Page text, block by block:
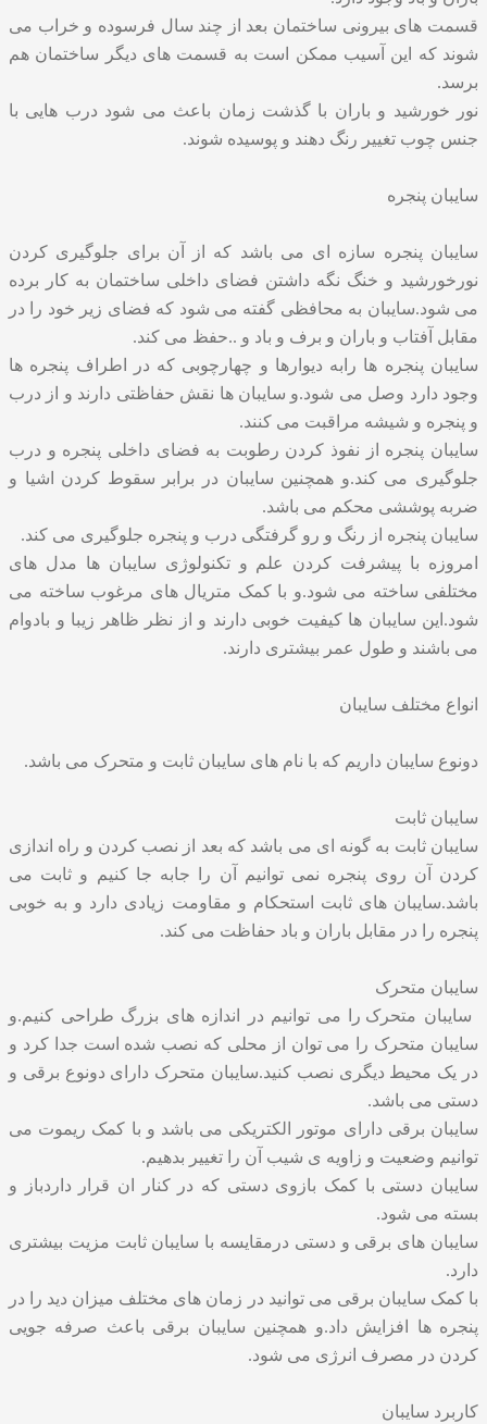
قسمت های بیرونی ساختمان بعد از چند سال فرسوده و خراب می
شوند که این آسیب ممکن است به قسمت های دیگر ساختمان هم
برسد.
نور خورشید و باران با گذشت زمان باعث می شود درب هایی با
جنس چوب تغییر رنگ دهند و پوسیده شوند.
سایبان پنجره
سایبان پنجره سازه ای می باشد که از آن برای جلوگیری کردن
نورخورشید و خنگ نگه داشتن فضای داخلی ساختمان به کار برده
می شود.سایبان به محافظی گفته می شود که فضای زیر خود را در
مقابل آفتاب و باران و برف و باد و ..حفظ می کند.
سایبان پنجره ها رابه دیوارها و چهارچوبی که در اطراف پنجره ها
وجود دارد وصل می شود.و سایبان ها نقش حفاظتی دارند و از درب
و پنجره و شیشه مراقبت می کنند.
سایبان پنجره از نفوذ کردن رطوبت به فضای داخلی پنجره و درب
جلوگیری می کند.و همچنین سایبان در برابر سقوط کردن اشیا و
ضربه پوششی محکم می باشد.
سایبان پنجره از رنگ و رو گرفتگی درب و پنجره جلوگیری می کند.
امروزه با پیشرفت کردن علم و تکنولوژی سایبان ها مدل های
مختلفی ساخته می شود.و با کمک متریال های مرغوب ساخته می
شود.این سایبان ها کیفیت خوبی دارند و از نظر ظاهر زیبا و بادوام
می باشند و طول عمر بیشتری دارند.
انواع مختلف سایبان
دونوع سایبان داریم که با نام های سایبان ثابت و متحرک می باشد.
سایبان ثابت
سایبان ثابت به گونه ای می باشد که بعد از نصب کردن و راه اندازی
کردن آن روی پنجره نمی توانیم آن را جابه جا کنیم و ثابت می
باشد.سایبان های ثابت استحکام و مقاومت زیادی دارد و به خوبی
پنجره را در مقابل باران و باد حفاظت می کند.
سایبان متحرک
سایبان متحرک را می توانیم در اندازه های بزرگ طراحی کنیم.و
سایبان متحرک را می توان از محلی که نصب شده است جدا کرد و
در یک محیط دیگری نصب کنید.سایبان متحرک دارای دونوع برقی و
دستی می باشد.
سایبان برقی دارای موتور الکتریکی می باشد و با کمک ریموت می
توانیم وضعیت و زاویه ی شیب آن را تغییر بدهیم.
سایبان دستی با کمک بازوی دستی که در کنار ان قرار داردباز و
بسته می شود.
سایبان های برقی و دستی درمقایسه با سایبان ثابت مزیت بیشتری
دارد.
با کمک سایبان برقی می توانید در زمان های مختلف میزان دید را در
پنجره ها افزایش داد.و همچنین سایبان برقی باعث صرفه جویی
کردن در مصرف انرژی می شود.
کاربرد سایبان